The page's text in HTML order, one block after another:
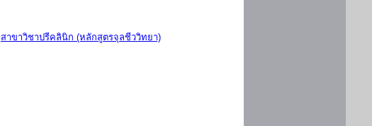
สาขาวิชาปรีคลินิก (หลักสูตรจุลชีววิทยา)